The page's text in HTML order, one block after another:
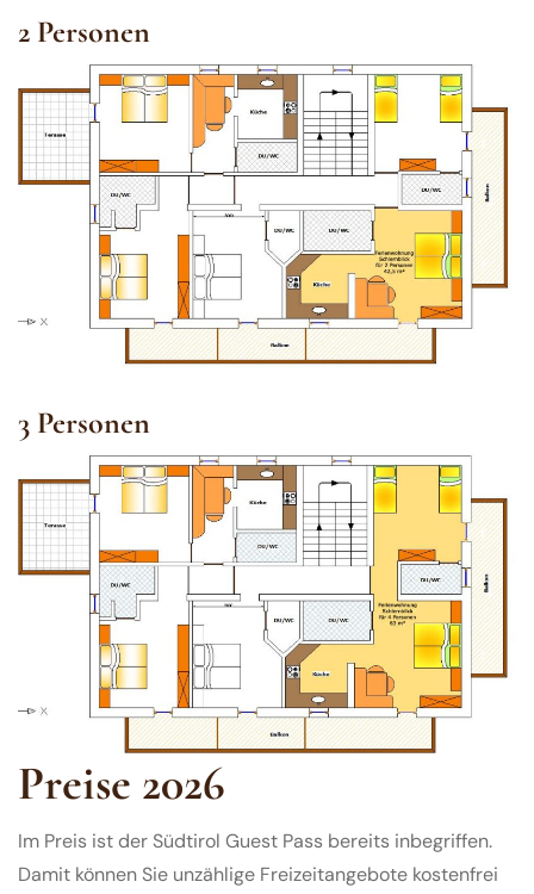
2 Personen
3 Personen
Preise 2026
Im Preis ist der Südtirol Guest Pass bereits inbegriffen.
Damit können Sie unzählige Freizeitangebote kostenfrei